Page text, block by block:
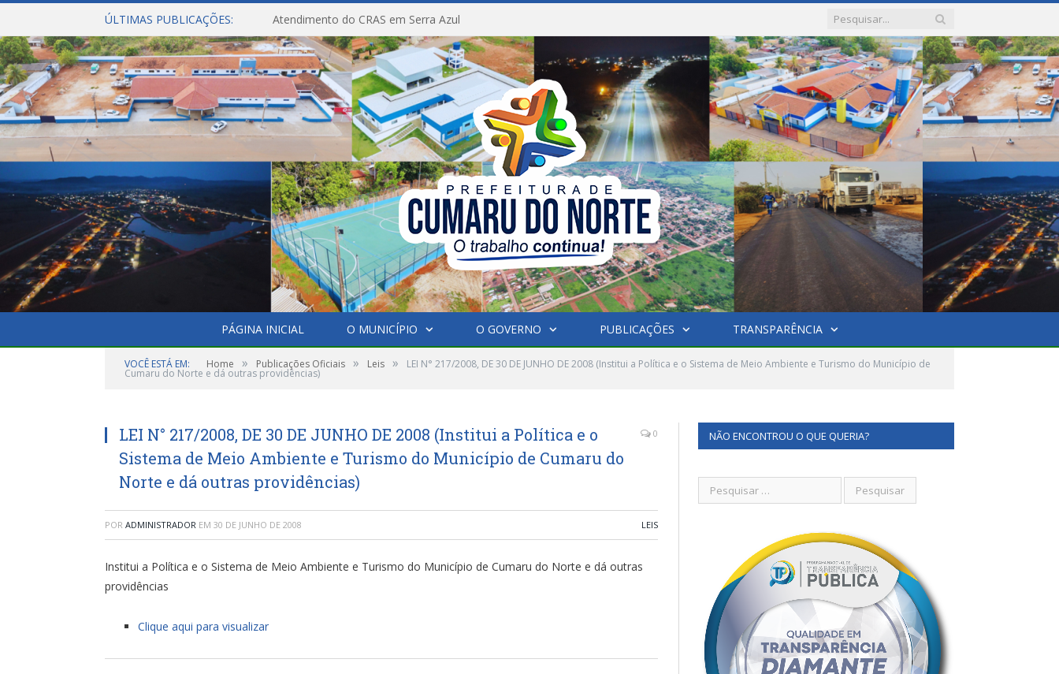
ÚLTIMAS PUBLICAÇÕES: Atendimento do CRAS em Serra Azul
PÁGINA INICIAL O MUNICÍPIO O GOVERNO PUBLICAÇÕES TRANSPARÊNCIA
VOCÊ ESTÁ EM: Home » Publicações Oficiais » Leis » LEI N° 217/2008, DE 30 DE JUNHO DE 2008 (Institui a Política e o Sistema de Meio Ambiente e Turismo do Município de
Cumaru do Norte e dá outras providências)
LEI N° 217/2008, DE 30 DE JUNHO DE 2008 (Institui a Política e o
Sistema de Meio Ambiente e Turismo do Município de Cumaru do
Norte e dá outras providências)
0
POR ADMINISTRADOR EM 30 DE JUNHO DE 2008 LEIS
Institui a Política e o Sistema de Meio Ambiente e Turismo do Município de Cumaru do Norte e dá outras
providências
Clique aqui para visualizar
NÃO ENCONTROU O QUE QUERIA?